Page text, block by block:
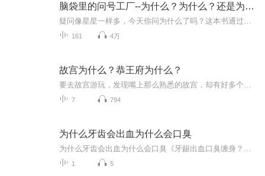
脑袋里的问号工厂--为什么？为什么？还是为什么？
161 4万
故宫为什么？恭王府为什么？
7 794
为什么牙齿会出血为什么会口臭
1 5